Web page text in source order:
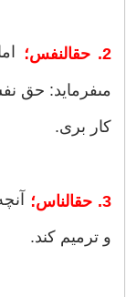
2. حق‏النفس؛
مى‏فرماید: حق
کار برى.
3. حق‏الناس؛
و ترمیم کند.